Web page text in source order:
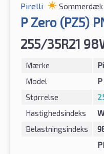
Pirelli Sommerdæk
P Zero (PZ5)
255/35R21
Mærke
Model
Størrelse
Hastighedsindeks
Belastningsindeks